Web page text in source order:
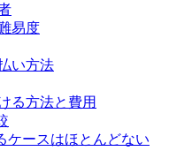
易度
い方法
る方法と費用
ケースはほとんどない